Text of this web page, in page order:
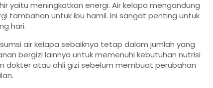
yaitu meningkatkan energi. Air kelapa mengandung
tambahan untuk ibu hamil. Ini sangat penting untuk
hari.
air kelapa sebaiknya tetap dalam jumlah yang
bergizi lainnya untuk memenuhi kebutuhan nutrisi
dokter atau ahli gizi sebelum membuat perubahan